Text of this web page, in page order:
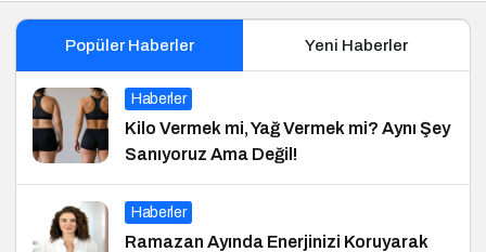
Popüler Haberler Yeni Haberler
Haberler
Kilo Vermek mi, Yağ Vermek mi? Aynı Şey
Sanıyoruz Ama Değil!
Haberler
Ramazan Ayında Enerjinizi Koruyarak